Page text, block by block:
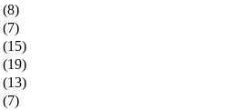
(8)
(7)
(15)
(19)
(13)
(7)